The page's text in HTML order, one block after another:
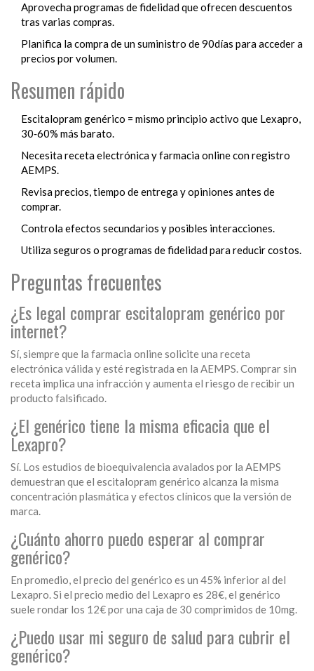
Aprovecha programas de fidelidad que ofrecen descuentos
tras varias compras.
Planifica la compra de un suministro de 90días para acceder a
precios por volumen.
Resumen rápido
Escitalopram genérico = mismo principio activo que Lexapro,
30‑60% más barato.
Necesita receta electrónica y farmacia online con registro
AEMPS.
Revisa precios, tiempo de entrega y opiniones antes de
comprar.
Controla efectos secundarios y posibles interacciones.
Utiliza seguros o programas de fidelidad para reducir costos.
Preguntas frecuentes
¿Es legal comprar escitalopram genérico por
internet?
Sí, siempre que la farmacia online solicite una receta
electrónica válida y esté registrada en la AEMPS. Comprar sin
receta implica una infracción y aumenta el riesgo de recibir un
producto falsificado.
¿El genérico tiene la misma eficacia que el
Lexapro?
Sí. Los estudios de bioequivalencia avalados por la AEMPS
demuestran que el escitalopram genérico alcanza la misma
concentración plasmática y efectos clínicos que la versión de
marca.
¿Cuánto ahorro puedo esperar al comprar
genérico?
En promedio, el precio del genérico es un 45% inferior al del
Lexapro. Si el precio medio del Lexapro es 28€, el genérico
suele rondar los 12€ por una caja de 30 comprimidos de 10mg.
¿Puedo usar mi seguro de salud para cubrir el
genérico?